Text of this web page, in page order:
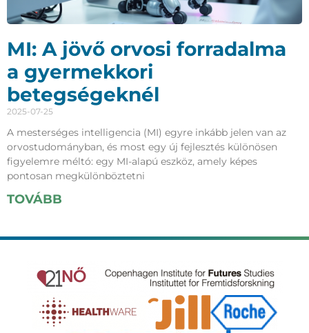
MI: A jövő orvosi forradalma
a gyermekkori
betegségeknél
2025-07-25
A mesterséges intelligencia (MI) egyre inkább jelen van az
orvostudományban, és most egy új fejlesztés különösen
figyelemre méltó: egy MI-alapú eszköz, amely képes
pontosan megkülönböztetni
TOVÁBB